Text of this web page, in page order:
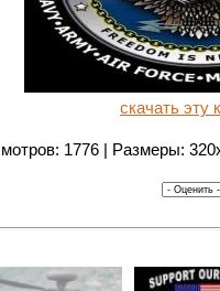
скачать эту
1776 | Размеры: